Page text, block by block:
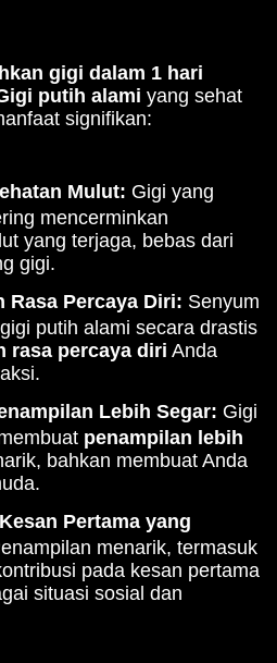
gigi dalam 1 hari
putih alami yang sehat
signifikan:
Mulut: Gigi yang
mencerminkan
yang terjaga, bebas dari
gigi.
Rasa Percaya Diri: Senyum
putih alami secara drastis
rasa percaya diri Anda
Lebih Segar: Gigi
penampilan lebih
bahkan membuat Anda
Pertama yang
menarik, termasuk
pada kesan pertama
situasi sosial dan